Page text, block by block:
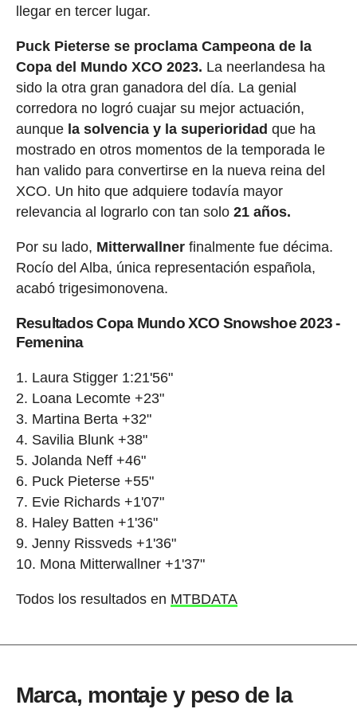
llegar en tercer lugar.
Puck Pieterse se proclama Campeona de la
Copa del Mundo XCO 2023. La neerlandesa ha
sido la otra gran ganadora del día. La genial
corredora no logró cuajar su mejor actuación,
aunquela solvencia y la superioridad que ha
mostrado en otros momentos de la temporada le
han valido para convertirse en la nueva reina del
XCO. Un hito que adquiere todavía mayor
relevancia al lograrlo con tan solo 21 años.
Por su lado, Mitterwallnerfinalmente fue décima.
Rocío del Alba, única representación española,
acabó trigesimonovena.
Resultados Copa Mundo XCO Snowshoe 2023 -
Femenina
Laura Stigger 1:21'56"
Loana Lecomte +23"
Martina Berta +32"
Savilia Blunk +38"
Jolanda Neff +46"
Puck Pieterse +55"
Evie Richards +1'07"
Haley Batten +1'36"
Jenny Rissveds +1'36"
Mona Mitterwallner +1'37"
Todos los resultados en MTBDATA
Marca, montaje y peso de la